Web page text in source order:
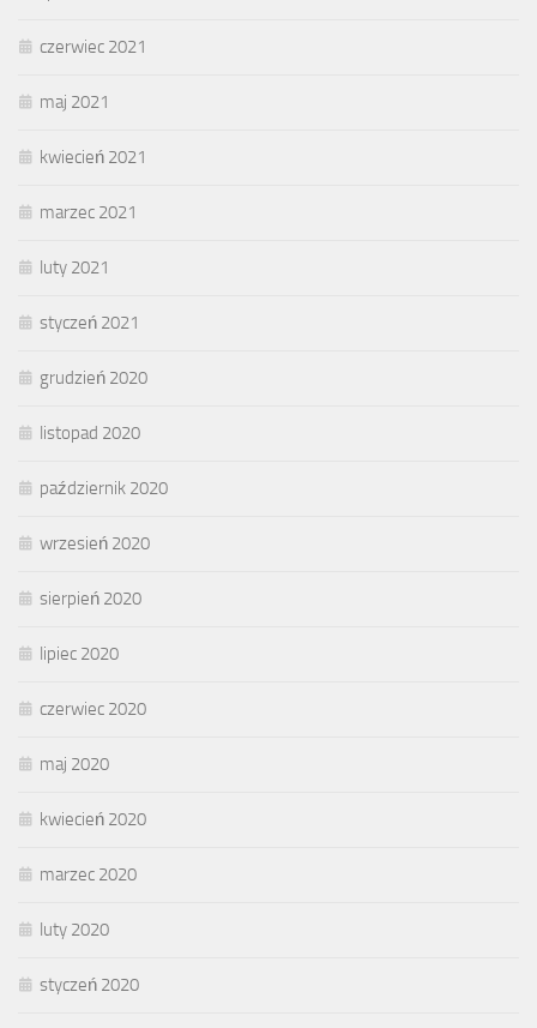
czerwiec 2021
maj 2021
kwiecień 2021
marzec 2021
luty 2021
styczeń 2021
grudzień 2020
listopad 2020
październik 2020
wrzesień 2020
sierpień 2020
lipiec 2020
czerwiec 2020
maj 2020
kwiecień 2020
marzec 2020
luty 2020
styczeń 2020